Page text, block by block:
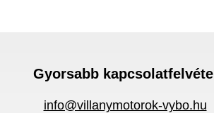
Gyorsabb kapcsolatfelvétel
info@villanymotorok-vybo.hu